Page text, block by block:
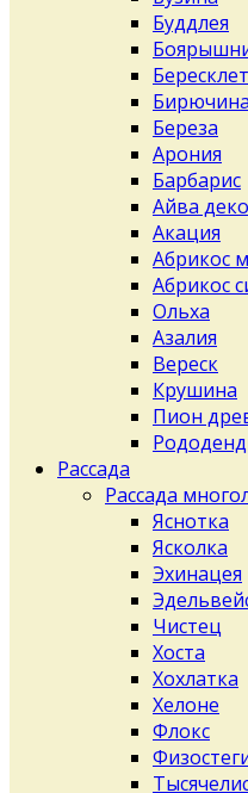
Буддлея
Бересклет
Бирючина
Береза
Арония
Барбарис
Айва
Акация
Абрикос
Абрикос
Ольха
Азалия
Вереск
Крушина
Пион
Рассада
Рассада
Яснотка
Ясколка
Эхинацея
Чистец
Хоста
Хохлатка
Хелоне
Флокс